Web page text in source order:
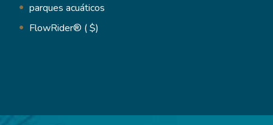
parques acuáticos
FlowRider® ($)